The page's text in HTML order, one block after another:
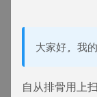
大家好, 我
自从排骨用上